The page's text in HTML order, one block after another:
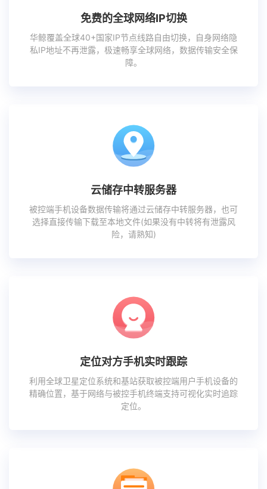
免费的全球网络IP切换
华鲸覆盖全球40+国家IP节点线路自由切换，自身网络隐
私IP地址不再泄露，极速畅享全球网络，数据传输安全保
障。
云储存中转服务器
被控端手机设备数据传输将通过云储存中转服务器，也可
选择直接传输下载至本地文件(如果没有中转将有泄露风
险，请熟知)
定位对方手机实时跟踪
利用全球卫星定位系统和基站获取被控端用户手机设备的
精确位置，基于网络与被控手机终端支持可视化实时追踪
定位。